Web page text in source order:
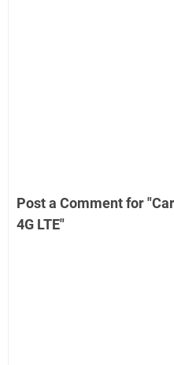
Post a Comment for
4G LTE"